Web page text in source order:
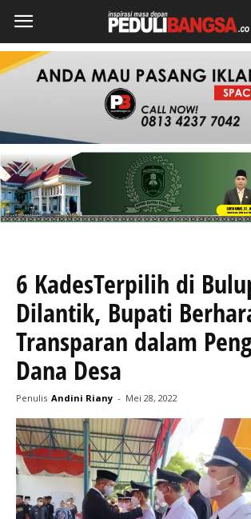
6 KadesTerpilih di
Dilantik, Bupati
Transparan dalam
Dana Desa
Penulis Andini Riany - Mei 28, 2022